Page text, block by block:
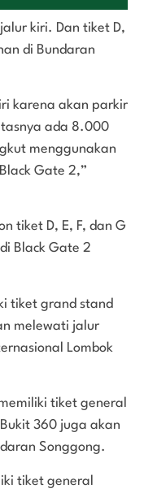
kiri. Dan tiket D,
di Bundaran
karena akan parkir
ada 8.000
menggunakan
Gate 2,”
tiket D, E, F, dan G
Black Gate 2
tiket grand stand
melewati jalur
Lombok
tiket general
360 juga akan
Songgong.
tiket general